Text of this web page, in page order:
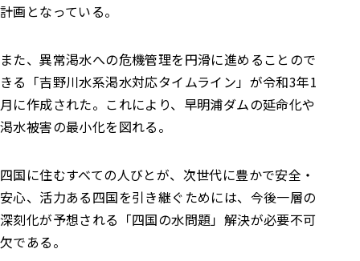
計画となっている。
また、異常渇水への危機管理を円滑に進めることので
きる「吉野川水系渇水対応タイムライン」が令和3年1
月に作成された。これにより、早明浦ダムの延命化や
渇水被害の最小化を図れる。
四国に住むすべての人びとが、次世代に豊かで安全・
安心、活力ある四国を引き継ぐためには、今後一層の
深刻化が予想される「四国の水問題」解決が必要不可
欠である。